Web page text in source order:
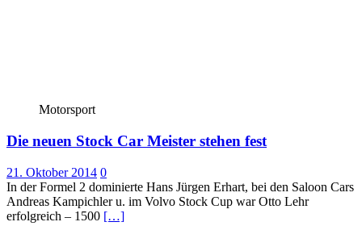
Motorsport
Die neuen Stock Car Meister stehen fest
21. Oktober 2014 0
In der Formel 2 dominierte Hans Jürgen Erhart, bei den Saloon Cars
Andreas Kampichler u. im Volvo Stock Cup war Otto Lehr
erfolgreich – 1500 […]